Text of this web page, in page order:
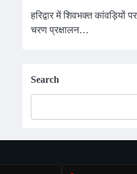
हरिद्वार में शिवभक्त कांवड़ियों
चरण प्रक्षालन…
Search